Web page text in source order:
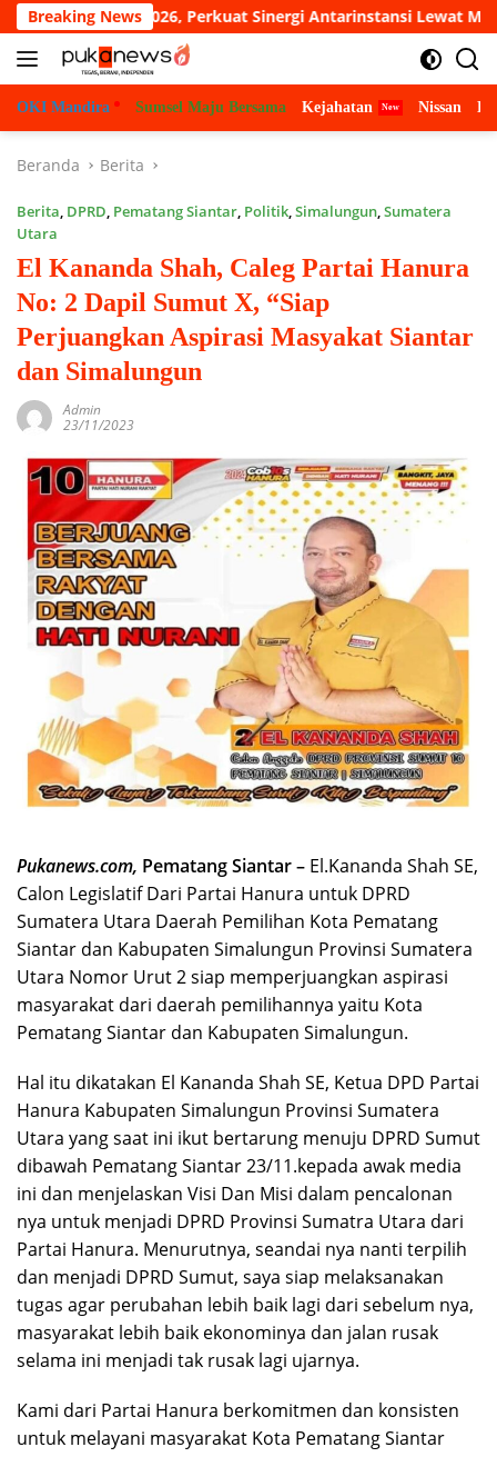
Langsung
ke
konten
Breaking News
Cup 2026, Perkuat Sinergi Antarinstansi Lewat Mini Soccer
OKI Mandira Sumsel Maju Bersama Kejahatan Nissan
Beranda Berita
Berita, DPRD, Pematang Siantar, Politik,Simalungun,Sumatera
Utara
El Kananda Shah, Caleg Partai Hanura
No: 2 Dapil Sumut X, “Siap
Perjuangkan Aspirasi Masyakat Siantar
dan Simalungun
Admin
23/11/2023
Pukanews.com, Pematang Siantar – El.Kananda Shah SE,
Calon Legislatif Dari Partai Hanura untuk DPRD
Sumatera Utara Daerah Pemilihan Kota Pematang
Siantar dan Kabupaten Simalungun Provinsi Sumatera
Utara Nomor Urut 2 siap memperjuangkan aspirasi
masyarakat dari daerah pemilihannya yaitu Kota
Pematang Siantar dan Kabupaten Simalungun.
Hal itu dikatakan El Kananda Shah SE, Ketua DPD Partai
Hanura Kabupaten Simalungun Provinsi Sumatera
Utara yang saat ini ikut bertarung menuju DPRD Sumut
dibawah Pematang Siantar 23/11.kepada awak media
ini dan menjelaskan Visi Dan Misi dalam pencalonan
nya untuk menjadi DPRD Provinsi Sumatra Utara dari
Partai Hanura. Menurutnya, seandai nya nanti terpilih
dan menjadi DPRD Sumut, saya siap melaksanakan
tugas agar perubahan lebih baik lagi dari sebelum nya,
masyarakat lebih baik ekonominya dan jalan rusak
selama ini menjadi tak rusak lagi ujarnya.
Kami dari Partai Hanura berkomitmen dan konsisten
untuk melayani masyarakat Kota Pematang Siantar